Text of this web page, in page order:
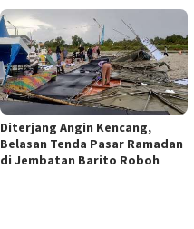
Diterjang Angin Kencang,
Belasan Tenda Pasar Ramadan
di Jembatan Barito Roboh